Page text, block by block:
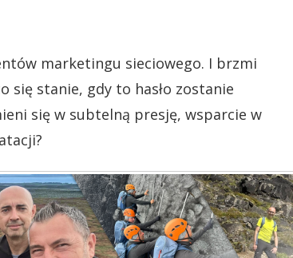
marketingu sieciowego. I brzmi
się stanie, gdy to hasło zostanie
się w subtelną presję, wsparcie w